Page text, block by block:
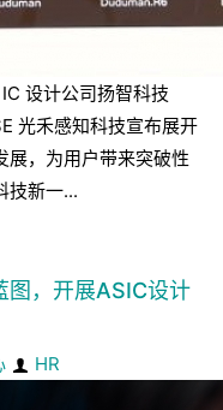
设计公司扬智科技
光禾感知科技宣布展开
展，为用户带来突破性
技新一...
图，开展ASIC设计
HR